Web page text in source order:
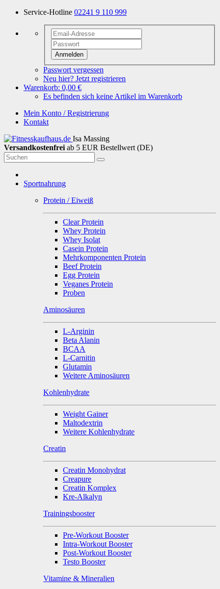
Service-Hotline 02241 9 110 999
Anmelden
Passwort vergessen
Neu hier? Jetzt registrieren
Warenkorb: 0,00 €
Es befinden sich keine Artikel im Warenkorb
Mein Konto / Registrierung
Kontakt
Isa Massing
Versandkostenfrei ab 5 EUR Bestellwert (DE)
Sportnahrung
Protein / Eiweiß
Clear Protein
Whey Protein
Whey Isolat
Casein Protein
Mehrkomponenten Protein
Beef Protein
Egg Protein
Veganes Protein
Proben
Aminosäuren
L-Arginin
Beta Alanin
BCAA
L-Carnitin
Glutamin
Weitere Aminosäuren
Kohlenhydrate
Weight Gainer
Maltodextrin
Weitere Kohlenhydrate
Creatin
Creatin Monohydrat
Creapure
Creatin Komplex
Kre-Alkalyn
Trainingsbooster
Pre-Workout Booster
Intra-Workout Booster
Post-Workout Booster
Testo Booster
Vitamine & Mineralien